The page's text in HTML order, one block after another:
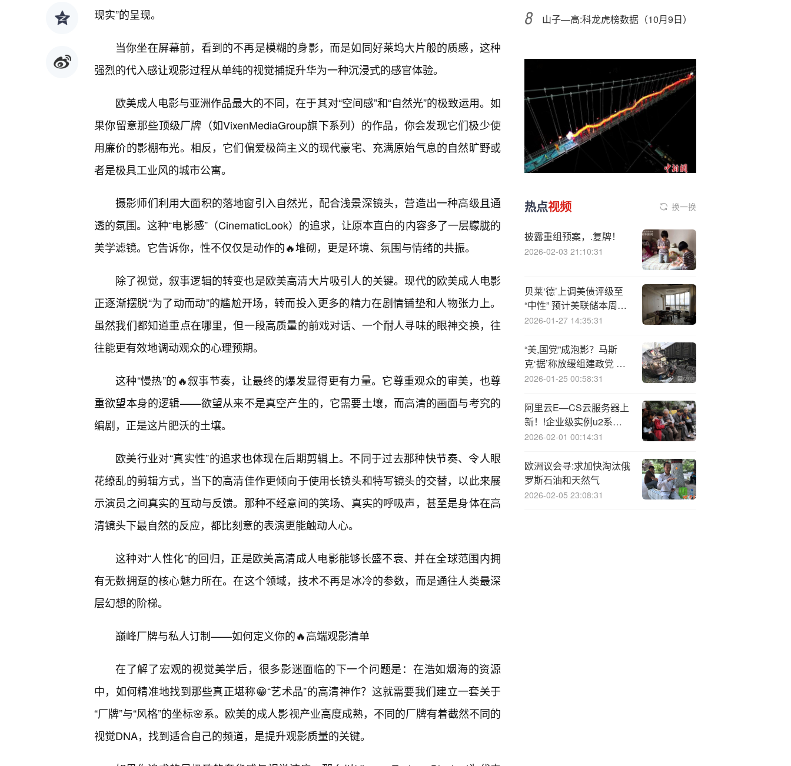
现实”的呈现。
当你坐在屏幕前，看到的不再是模糊的身影，而是如同好莱坞大片般的质感，这种
强烈的代入感让观影过程从单纯的视觉捕捉升华为一种沉浸式的感官体验。
欧美成人电影与亚洲作品最大的不同，在于其对“空间感”和“自然光”的极致运用。如
果你留意那些顶级厂牌（如VixenMediaGroup旗下系列）的作品，你会发现它们极少使
用廉价的影棚布光。相反，它们偏爱极简主义的现代豪宅、充满原始气息的自然旷野或
者是极具工业风的城市公寓。
摄影师们利用大面积的落地窗引入自然光，配合浅景深镜头，营造出一种高级且通
透的氛围。这种“电影感”（CinematicLook）的追求，让原本直白的内容多了一层朦胧的
美学滤镜。它告诉你，性不仅仅是动作的🔥堆砌，更是环境、氛围与情绪的共振。
除了视觉，叙事逻辑的转变也是欧美高清大片吸引人的关键。现代的欧美成人电影
正逐渐摆脱“为了动而动”的尴尬开场，转而投入更多的精力在剧情铺垫和人物张力上。
虽然我们都知道重点在哪里，但一段高质量的前戏对话、一个耐人寻味的眼神交换，往
往能更有效地调动观众的心理预期。
这种“慢热”的🔥叙事节奏，让最终的爆发显得更有力量。它尊重观众的审美，也尊
重欲望本身的逻辑——欲望从来不是真空产生的，它需要土壤，而高清的画面与考究的
编剧，正是这片肥沃的土壤。
欧美行业对“真实性”的追求也体现在后期剪辑上。不同于过去那种快节奏、令人眼
花缭乱的剪辑方式，当下的高清佳作更倾向于使用长镜头和特写镜头的交替，以此来展
示演员之间真实的互动与反馈。那种不经意间的笑场、真实的呼吸声，甚至是身体在高
清镜头下最自然的反应，都比刻意的表演更能触动人心。
这种对“人性化”的回归，正是欧美高清成人电影能够长盛不衰、并在全球范围内拥
有无数拥趸的核心魅力所在。在这个领域，技术不再是冰冷的参数，而是通往人类最深
层幻想的阶梯。
巅峰厂牌与私人订制——如何定义你的🔥高端观影清单
在了解了宏观的视觉美学后，很多影迷面临的下一个问题是：在浩如烟海的资源
中，如何精准地找到那些真正堪称😁“艺术品”的高清神作？这就需要我们建立一套关于
“厂牌”与“风格”的坐标🌸系。欧美的成人影视产业高度成熟，不同的厂牌有着截然不同的
视觉DNA，找到适合自己的频道，是提升观影质量的关键。
山子—高:科龙虎榜数据（10月9日）
热点视频 换一换
披露重组预案，.复牌！
2026-02-03 21:10:31
贝莱‘德’上调美债评级至
“中性” 预计美联储本周开
启降息周期
2026-01-27 14:35:31
“美,国党”成泡影？马斯
克‘据’称放缓组建政党 将
专心运营公司
2026-01-25 00:58:31
阿里云E—CS云服务器上
新！!企业级实例u2系列
性价比最高提升50%
2026-02-01 00:14:31
欧洲议会寻:求加快淘汰俄
罗斯石油和天然气
2026-02-05 23:08:31